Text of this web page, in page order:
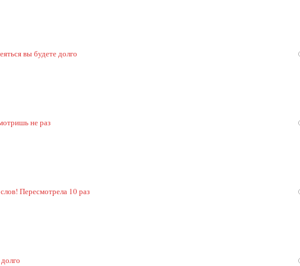
вы будете долго
не раз
Пересмотрела 10 раз